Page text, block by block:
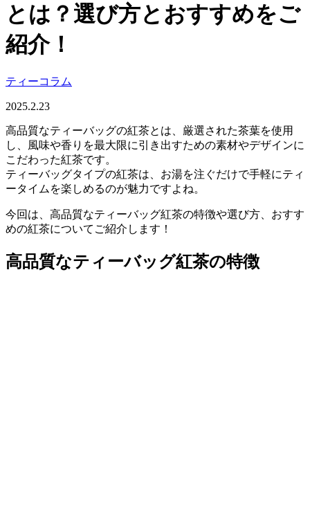
とは？選び方とおすすめをご
紹介！
ティーコラム
2025.2.23
高品質なティーバッグの紅茶とは、厳選された茶葉を使用
し、風味や香りを最大限に引き出すための素材やデザインに
こだわった紅茶です。
ティーバッグタイプの紅茶は、お湯を注ぐだけで手軽にティ
ータイムを楽しめるのが魅力ですよね。
今回は、高品質なティーバッグ紅茶の特徴や選び方、おすす
めの紅茶についてご紹介します！
高品質なティーバッグ紅茶の特徴